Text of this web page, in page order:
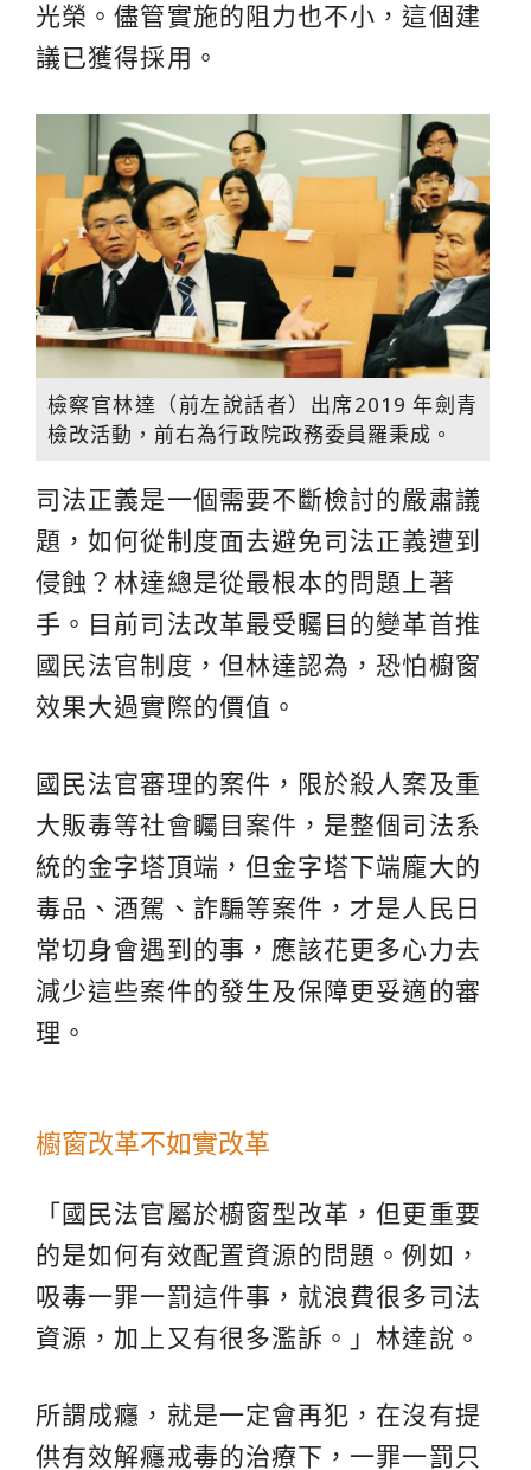
光榮。儘管實施的阻力也不小，這個建
議已獲得採用。
檢察官林達（前左說話者）出席2019 年劍青
檢改活動，前右為行政院政務委員羅秉成。
司法正義是一個需要不斷檢討的嚴肅議
題，如何從制度面去避免司法正義遭到
侵蝕？林達總是從最根本的問題上著
手。目前司法改革最受矚目的變革首推
國民法官制度，但林達認為，恐怕櫥窗
效果大過實際的價值。
國民法官審理的案件，限於殺人案及重
大販毒等社會矚目案件，是整個司法系
統的金字塔頂端，但金字塔下端龐大的
毒品、酒駕、詐騙等案件，才是人民日
常切身會遇到的事，應該花更多心力去
減少這些案件的發生及保障更妥適的審
理。
櫥窗改革不如實改革
「國民法官屬於櫥窗型改革，但更重要
的是如何有效配置資源的問題。例如，
吸毒一罪一罰這件事，就浪費很多司法
資源，加上又有很多濫訴。」林達說。
所謂成癮，就是一定會再犯，在沒有提
供有效解癮戒毒的治療下，一罪一罰只